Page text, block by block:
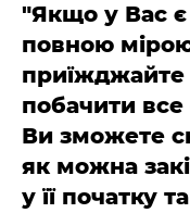
"Якщо у Вас є
повною
приїжджайте
побачити все
Ви зможете
як можна
у її початку